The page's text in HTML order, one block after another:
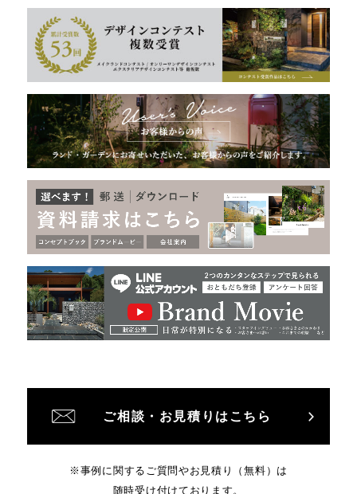
ご相談・お見積りはこちら
※事例に関するご質問やお見積り（無料）は
随時受け付けております。